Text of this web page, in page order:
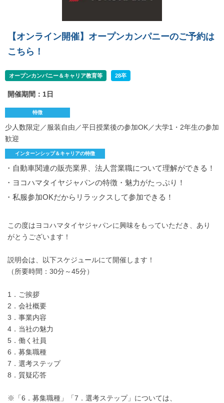
【オンライン開催】オープンカンパニーのご予約は
こちら！
オープンカンパニー＆キャリア教育等 28卒
開催期間：1日
特徴
少人数限定／服装自由／平日授業後の参加OK／大学1・2年生の参加
歓迎
インターンシップ＆キャリアの特徴
・自動車関連の販売業界、法人営業職について理解ができる！
・ヨコハマタイヤジャパンの特徴・魅力がたっぷり！
・私服参加OKだからリラックスして参加できる！
この度はヨコハマタイヤジャパンに興味をもっていただき、あり
がとうございます！
説明会は、以下スケジュールにて開催します！
（所要時間：30分～45分）
1．ご挨拶
2．会社概要
3．事業内容
4．当社の魅力
5．働く社員
6．募集職種
7．選考ステップ
8．質疑応答
※「6．募集職種」「7．選考ステップ」については、